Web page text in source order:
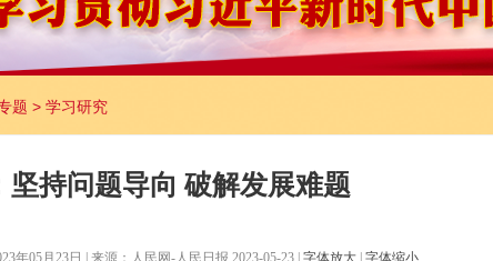
题 > 学习研究
坚持问题导向 破解发展难题
年05月23日 | 来源：人民网-人民日报 2023-05-23 | 字体放大| 字体缩小